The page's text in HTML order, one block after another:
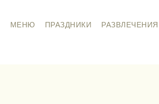
МЕНЮ ПРАЗДНИКИ РАЗВЛЕЧЕНИЯ